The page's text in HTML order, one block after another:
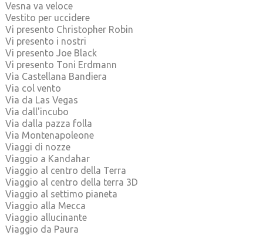
Vesna va veloce
Vestito per uccidere
Vi presento Christopher Robin
Vi presento i nostri
Vi presento Joe Black
Vi presento Toni Erdmann
Via Castellana Bandiera
Via col vento
Via da Las Vegas
Via dall'incubo
Via dalla pazza folla
Via Montenapoleone
Viaggi di nozze
Viaggio a Kandahar
Viaggio al centro della Terra
Viaggio al centro della terra 3D
Viaggio al settimo pianeta
Viaggio alla Mecca
Viaggio allucinante
Viaggio da Paura